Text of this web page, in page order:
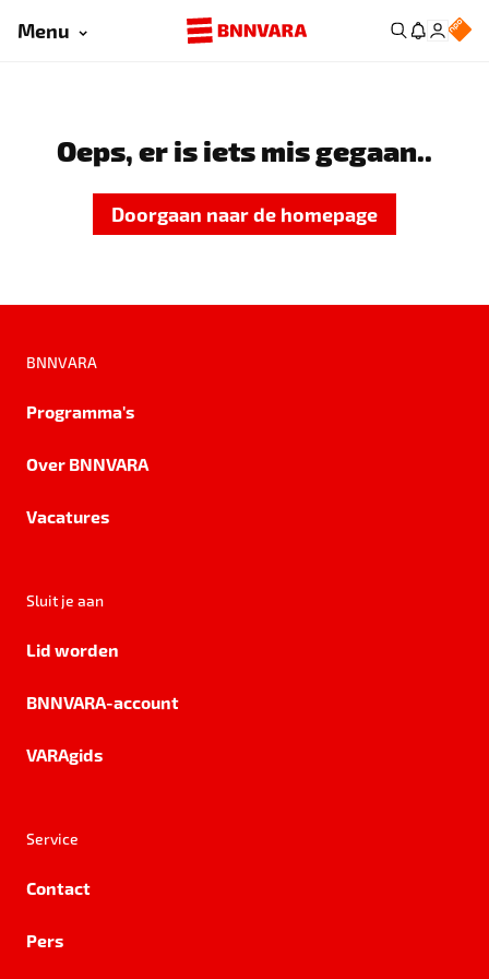
Menu
Oeps, er is iets mis gegaan..
Doorgaan naar de homepage
BNNVARA
Programma's
Over BNNVARA
Vacatures
Sluit je aan
Lid worden
BNNVARA-account
VARAgids
Service
Contact
Pers